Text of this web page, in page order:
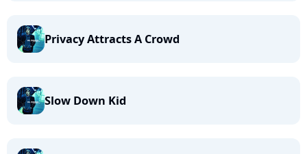
Privacy Attracts A Crowd
Slow Down Kid